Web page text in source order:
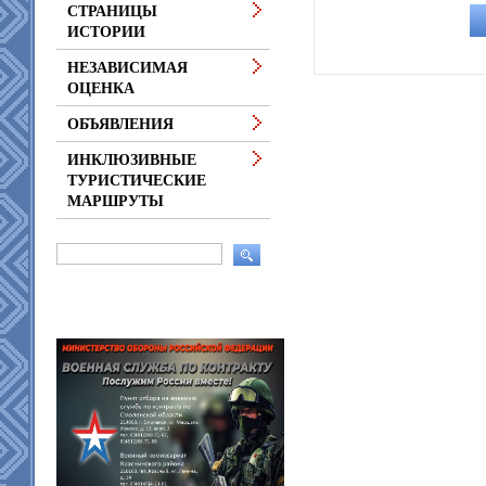
СТРАНИЦЫ
ИСТОРИИ
НЕЗАВИСИМАЯ
ОЦЕНКА
ОБЪЯВЛЕНИЯ
ИНКЛЮЗИВНЫЕ
ТУРИСТИЧЕСКИЕ
МАРШРУТЫ